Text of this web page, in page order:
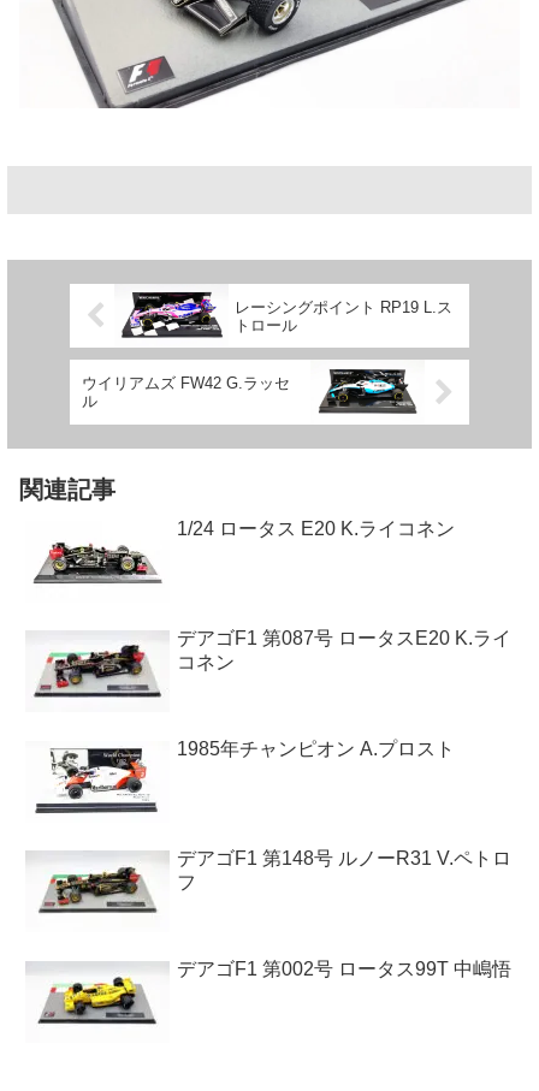
レーシングポイント RP19 L.ス
トロール
ウイリアムズ FW42 G.ラッセ
ル
関連記事
1/24 ロータス E20 K.ライコネン
デアゴF1 第087号 ロータスE20 K.ライ
コネン
1985年チャンピオン A.プロスト
デアゴF1 第148号 ルノーR31 V.ペトロ
フ
デアゴF1 第002号 ロータス99T 中嶋悟